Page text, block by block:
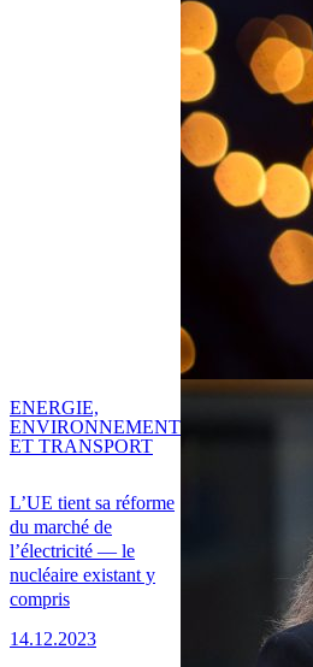
L’UE tient sa réforme
du marché de
l’électricité — le
nucléaire existant y
compris
14.12.2023
ENERGIE,
ENVIRONNEMENT
ET TRANSPORT